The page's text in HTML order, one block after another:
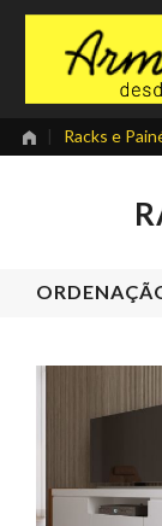
Skip
content
| Racks e